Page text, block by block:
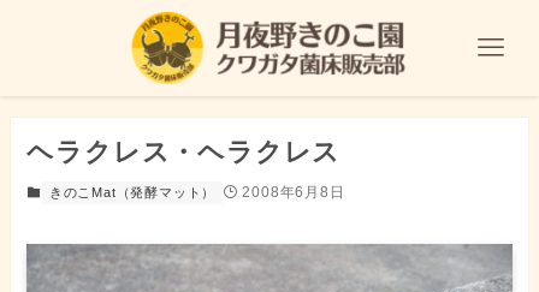
ヘラクレス・ヘラクレス
きのこMat（発酵マット） 2008年6月8日